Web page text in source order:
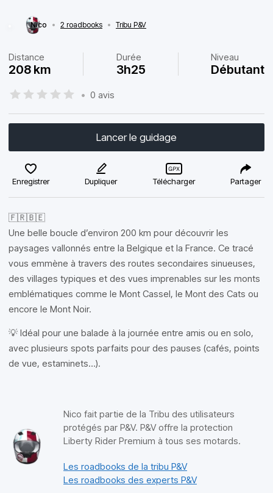
Nico • 2 roadbooks • Tribu P&V
Distance
208 km
Durée
3h25
Niveau
Débutant
• 0 avis
Lancer le guidage
Enregistrer Dupliquer Télécharger Partager
🇫🇷🇧🇪
Une belle boucle d’environ 200 km pour découvrir les
paysages vallonnés entre la Belgique et la France. Ce tracé
vous emmène à travers des routes secondaires sinueuses,
des villages typiques et des vues imprenables sur les monts
emblématiques comme le Mont Cassel, le Mont des Cats ou
encore le Mont Noir.
💡 Idéal pour une balade à la journée entre amis ou en solo,
avec plusieurs spots parfaits pour des pauses (cafés, points
de vue, estaminets…).
Nico fait partie de la Tribu des utilisateurs
protégés par P&V. P&V offre la protection
Liberty Rider Premium à tous ses motards.
Les roadbooks de la tribu P&V
Les roadbooks des experts P&V